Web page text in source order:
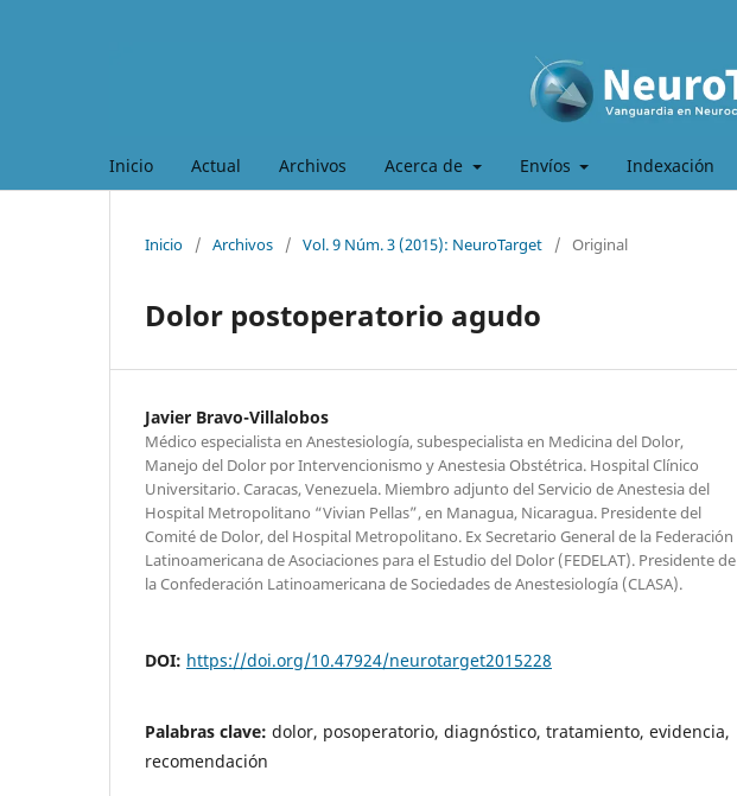
Inicio Actual Archivos Acerca de Envíos Indexación
Inicio / Archivos / Vol. 9 Núm. 3 (2015): NeuroTarget / Original
Dolor postoperatorio agudo
Javier Bravo-Villalobos
Médico especialista en Anestesiología, subespecialista en Medicina del Dolor,
Manejo del Dolor por Intervencionismo y Anestesia Obstétrica. Hospital Clínico
Universitario. Caracas, Venezuela. Miembro adjunto del Servicio de Anestesia del
Hospital Metropolitano “Vivian Pellas”, en Managua, Nicaragua. Presidente del
Comité de Dolor, del Hospital Metropolitano. Ex Secretario General de la Federación
Latinoamericana de Asociaciones para el Estudio del Dolor (FEDELAT). Presidente de
la Confederación Latinoamericana de Sociedades de Anestesiología (CLASA).
DOI: https://doi.org/10.47924/neurotarget2015228
Palabras clave: dolor, posoperatorio, diagnóstico, tratamiento, evidencia,
recomendación